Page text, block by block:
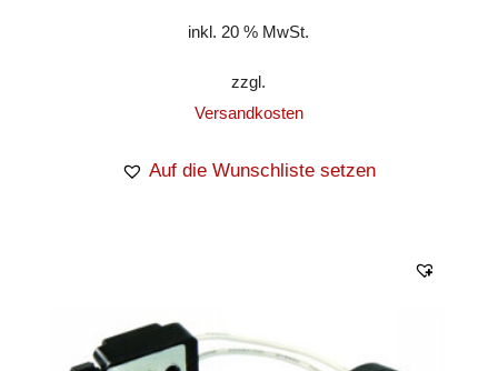
inkl. 20 % MwSt.
zzgl.
Versandkosten
Auf die Wunschliste setzen